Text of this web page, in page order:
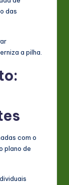
das
a pilha.
com o
plano de